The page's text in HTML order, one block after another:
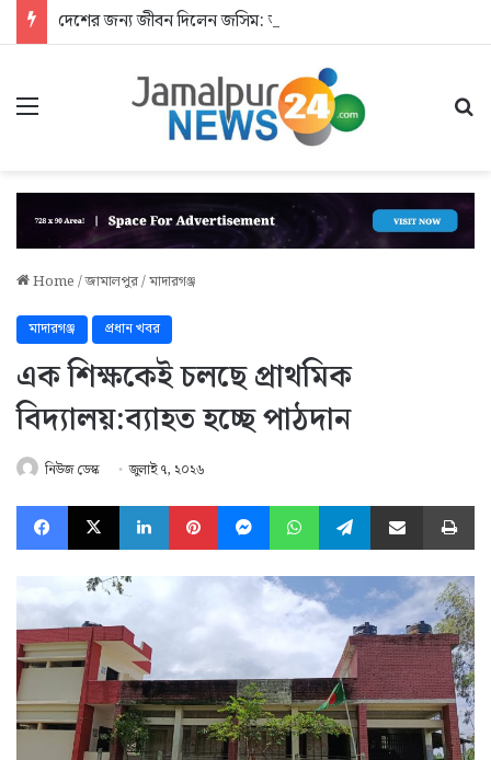
দেশের জন্য জীবন দিলেন জসিম: আশ্রয়হীন শহীদের পরিবার
Menu
Home/জামালপুর/মাদারগঞ্জ
মাদারগঞ্জ প্রধান খবর
এক শিক্ষকেই চলছে প্রাথমিক
বিদ্যালয়:ব্যাহত হচ্ছে পাঠদান
নিউজ ডেস্ক জুলাই ৭, ২০২৬
Facebook
X LinkedInPinterestMessengerWhatsAppTelegramShare via Email